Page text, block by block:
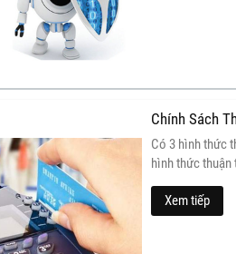
Chính Sách
Có 3 hình thức
hình thức thuận
Thanh toán tiền
HỒ
Xem tiếp